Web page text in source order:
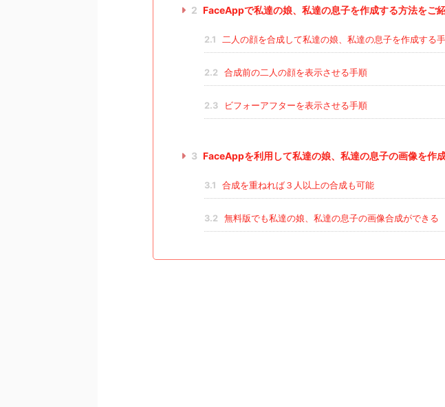
2 FaceAppで私達の娘、私達の息子を作成する方法をご
2.1 二人の顔を合成して私達の娘、私達の息子を作成する
2.2 合成前の二人の顔を表示させる手順
2.3 ビフォーアフターを表示させる手順
3 FaceAppを利用して私達の娘、私達の息子の画像を作
3.1 合成を重ねれば３人以上の合成も可能
3.2 無料版でも私達の娘、私達の息子の画像合成ができる